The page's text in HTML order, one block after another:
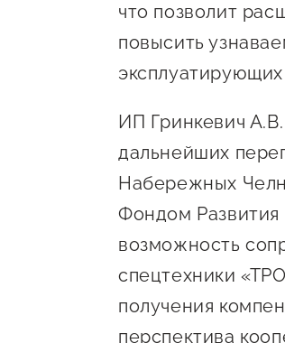
что позволит
повысить
ИП Гринкевич
дальнейших
Набережных
Фондом
возможность
спецтехники
получения
перспектива